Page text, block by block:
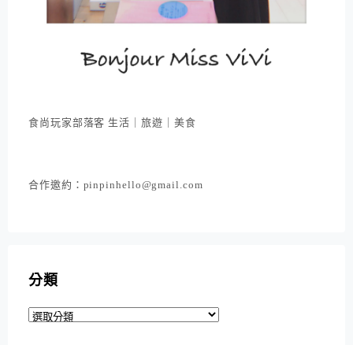
食尚玩家部落客 生活｜旅遊｜美食
合作邀約：pinpinhello@gmail.com
分類
分